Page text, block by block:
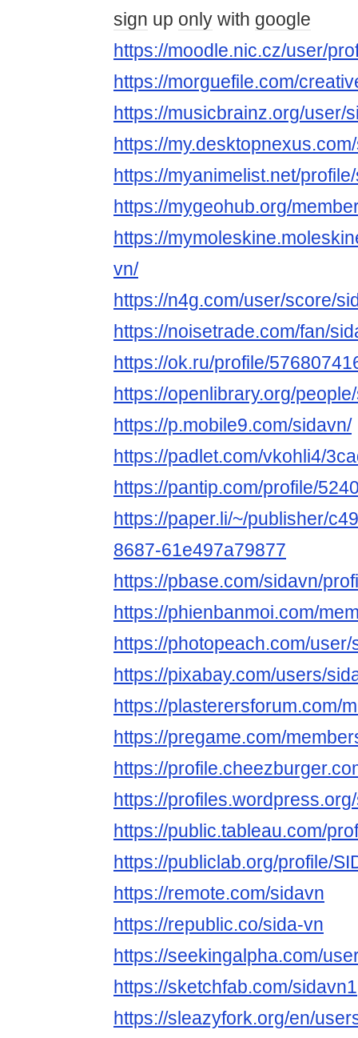
sign up only with google
https://moodle.nic.cz/user/
https://morguefile.com/
https://musicbrainz.org/user/
https://
https://myanimelist.net/
https://mygeohub.org/
https://
vn/
https://n4g.com/user/score/
https://noisetrade.com/fan/
https://ok.ru/profile/
https://openlibrary.org/
https://p.mobile9.com/sidavn/
https://padlet.com/vkohli4/
https://pantip.com/profile/
https://paper.li/~/publisher/
8687-61e497a79877
https://pbase.com/sidavn/
https://phienbanmoi.com/
https://photopeach.com/user/
https://pixabay.com/users/
https://plasterersforum.com/
https://pregame.com/
https://
https://
https://public.tableau.com/
https://publiclab.org/profile/
https://remote.com/sidavn
https://republic.co/sida-vn
https://seekingalpha.com/
https://sketchfab.com/sidavn1
https://sleazyfork.org/en/